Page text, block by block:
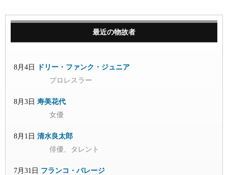
最近の物故者
8月4日
ドリー・ファンク・ジュニア
プロレスラー
8月3日 寿美花代
女優
8月1日 清水良太郎
俳優、タレント
7月31日 フランコ・バレージ